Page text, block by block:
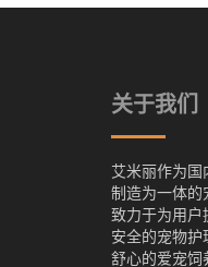
关于我们
艾米丽作为国
制造为一体的
致力于为用户
安全的宠物护
舒心的爱宠饲